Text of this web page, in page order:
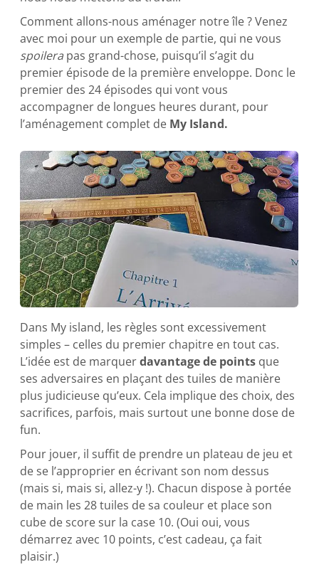
Comment allons-nous aménager notre île ? Venez
avec moi pour un exemple de partie, qui ne vous
spoilera pas grand-chose, puisqu’il s’agit du
premier épisode de la première enveloppe. Donc le
premier des 24 épisodes qui vont vous
accompagner de longues heures durant, pour
l’aménagement complet de My Island.
Dans My island, les règles sont excessivement
simples – celles du premier chapitre en tout cas.
L’idée est de marquerdavantage de points que
ses adversaires en plaçant des tuiles de manière
plus judicieuse qu’eux. Cela implique des choix, des
sacrifices, parfois, mais surtout une bonne dose de
fun.
Pour jouer, il suffit de prendre un plateau de jeu et
de se l’approprier en écrivant son nom dessus
(mais si, mais si, allez-y !). Chacun dispose à portée
de main les 28 tuiles de sa couleur et place son
cube de score sur la case 10. (Oui oui, vous
démarrez avec 10 points, c’est cadeau, ça fait
plaisir.)